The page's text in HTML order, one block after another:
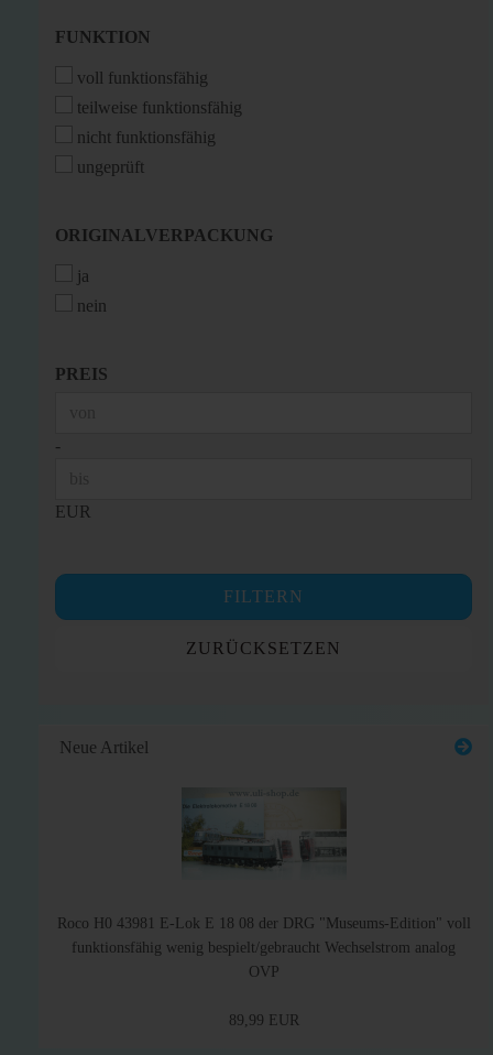
FUNKTION
FUNKTION
voll funktionsfähig
teilweise funktionsfähig
nicht funktionsfähig
ungeprüft
ORIGINALVERPACKUNG
ORIGINALVERPACKUNG
ja
nein
PREIS
PREIS
-
EUR
FILTERN
ZURÜCKSETZEN
Neue Artikel
Roco H0 43981 E-Lok E 18 08 der DRG "Museums-Edition" voll
funktionsfähig wenig bespielt/gebraucht Wechselstrom analog
OVP
89,99 EUR